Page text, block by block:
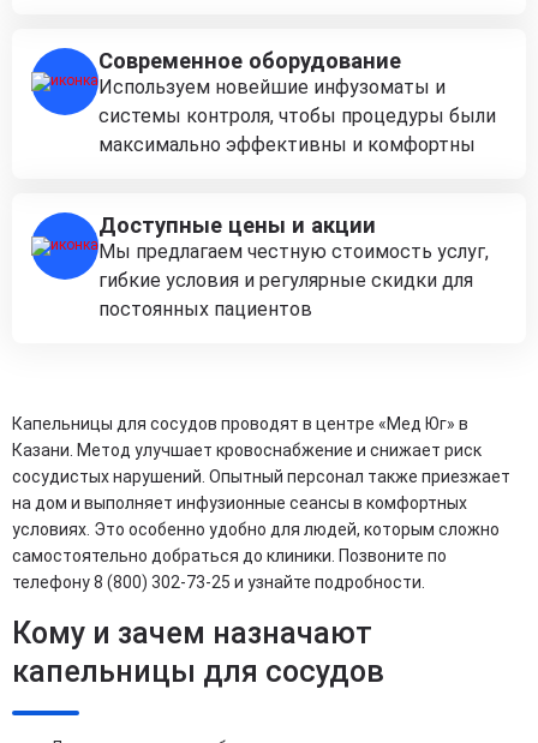
Современное оборудование
Используем новейшие инфузоматы и
системы контроля, чтобы процедуры были
максимально эффективны и комфортны
Доступные цены и акции
Мы предлагаем честную стоимость услуг,
гибкие условия и регулярные скидки для
постоянных пациентов
Капельницы для сосудов проводят в центре «Мед Юг» в
Казани. Метод улучшает кровоснабжение и снижает риск
сосудистых нарушений. Опытный персонал также приезжает
на дом и выполняет инфузионные сеансы в комфортных
условиях. Это особенно удобно для людей, которым сложно
самостоятельно добраться до клиники. Позвоните по
телефону 8 (800) 302-73-25 и узнайте подробности.
Кому и зачем назначают
капельницы для сосудов